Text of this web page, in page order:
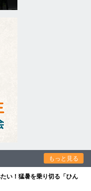
もっと見る
い！猛暑を乗り切る「ひん